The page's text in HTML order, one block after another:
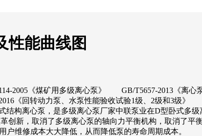
性能曲线图
2005《煤矿用多级离心泵》 GB/T5657-2013《离
《回转动力泵、水泵性能验收试验1级、2级和3级》
构离心泵，是多级离心泵厂家中联泵业在D型卧式多级
创新，取消了多级离心泵的轴向力平衡机构，取消了平
户维修成本大大降低，从而降低泵的寿命周期成本